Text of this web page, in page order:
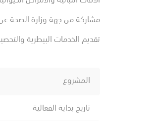
مشاركة من جهة وزارة الصحة
تقديم الخدمات البيطرية
المشروع
تاريخ بداية الفعالية